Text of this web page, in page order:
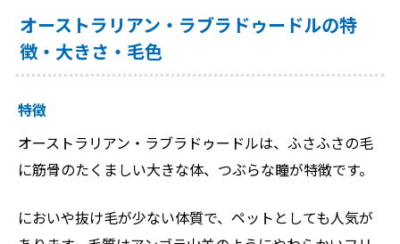
オーストラリアン・ラブラドゥードルの特
徴・大きさ・毛色
特徴
オーストラリアン・ラブラドゥードルは、ふさふさの毛
に筋骨のたくましい大きな体、つぶらな瞳が特徴です。
においや抜け毛が少ない体質で、ペットとしても人気が